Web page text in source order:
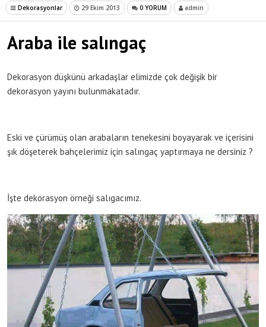
Dekorasyonlar 29 Ekim 2013 0 YORUM admin
Araba ile salıngaç
Dekorasyon düşkünü arkadaşlar elimizde çok değişik bir
dekorasyon yayını bulunmakatadır.
Eski ve çürümüş olan arabaların tenekesini boyayarak ve içerisini
şık döşeterek bahçelerimiz için salıngaç yaptırmaya ne dersiniz ?
İşte dekorasyon örneği salıgacımız.